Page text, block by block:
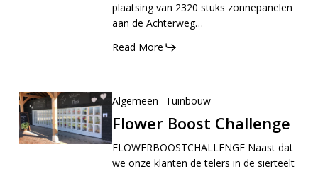
plaatsing van 2320 stuks zonnepanelen
aan de Achterweg…
Read More
Algemeen Tuinbouw
Flower Boost Challenge
FLOWERBOOSTCHALLENGE Naast dat
we onze klanten de telers in de sierteelt